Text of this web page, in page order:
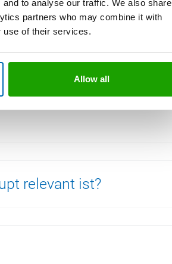
to analyse our traffic. We also share
partners who may combine it with
use of their services.
Allow all
OTTO? (Sachlicher
relevant ist?